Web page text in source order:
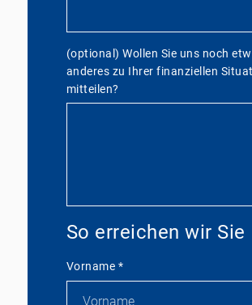
(optional) Wollen Sie uns noch
anderes zu Ihrer finanziellen
mitteilen?
So erreichen wir Sie
Vorname *